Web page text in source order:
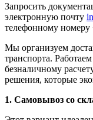
Запросить
электронную почту
телефонному номеру
Мы организуем
транспорта.
безналичному
решения, которые
1. Самовывоз со